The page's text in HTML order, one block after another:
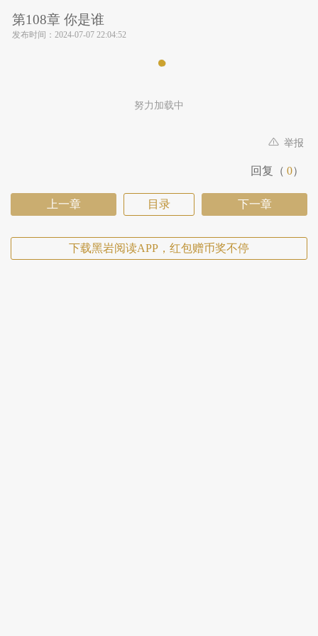
第108章 你是谁
发布时间： 2024-07-07 22:04:52
努力加载中
举报
回复（ 0）
上一章 目录 下一章
下载黑岩阅读APP，红包赠币奖不停